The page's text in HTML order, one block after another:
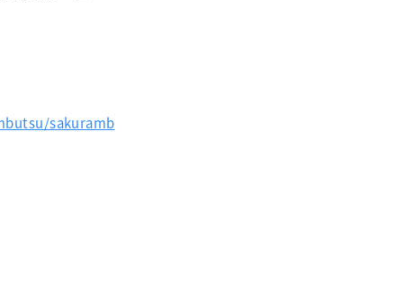
sakuramb